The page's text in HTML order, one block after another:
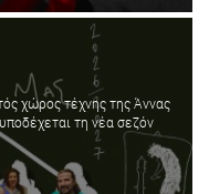
χώρος τέχνης της Άννας
τη νέα σεζόν